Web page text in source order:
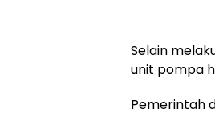
Selain
unit pompa
Pemerintah